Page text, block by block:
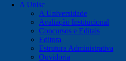
A Unisc
A Universidade
Avaliação Institucional
Concursos e Editais
Editora
Estrutura Administrativa
Ouvidoria